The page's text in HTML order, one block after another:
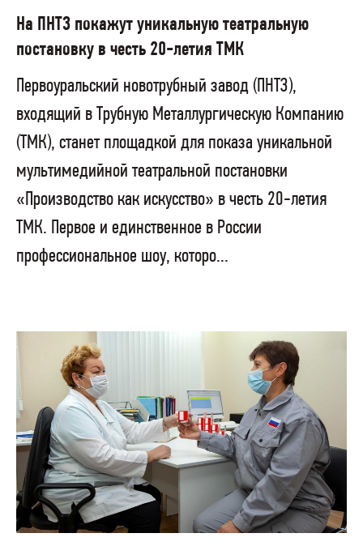
На ПНТЗ покажут уникальную театральную
постановку в честь 20-летия ТМК
Первоуральский новотрубный завод (ПНТЗ),
входящий в Трубную Металлургическую Компанию
(ТМК), станет площадкой для показа уникальной
мультимедийной театральной постановки
«Производство как искусство» в честь 20-летия
ТМК. Первое и единственное в России
профессиональное шоу, которо...